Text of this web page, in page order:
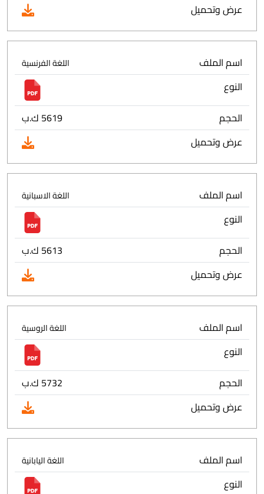
عرض وتحميل
اسم الملف اللغة الفرنسية
النوع
الحجم
5619 ك.ب
عرض وتحميل
اسم الملف اللغة الاسبانية
النوع
الحجم
5613 ك.ب
عرض وتحميل
اسم الملف اللغة الروسية
النوع
الحجم
5732 ك.ب
عرض وتحميل
اسم الملف اللغة اليابانية
النوع